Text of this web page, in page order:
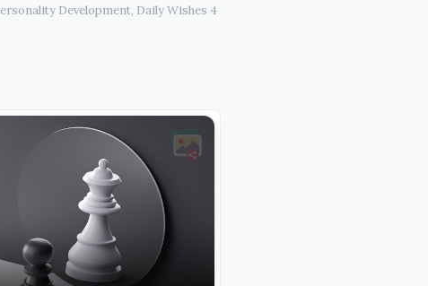
Development, Daily Wishes 4